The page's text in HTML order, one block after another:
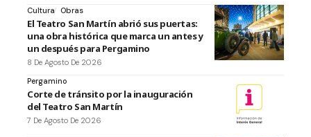
Cultura Obras
El Teatro San Martín abrió sus puertas:
una obra histórica que marca un antes y
un después para Pergamino
8 De Agosto De 2026
Pergamino
Corte de tránsito por la inauguración
del Teatro San Martín
7 De Agosto De 2026